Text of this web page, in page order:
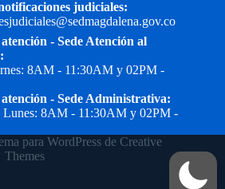
judiciales:
- Sede Atención al
8AM - 11:30AM y 02PM -
- Sede Administrativa:
Lunes: 8AM - 11:30AM y 02PM -
para WordPress de Creative
Themes